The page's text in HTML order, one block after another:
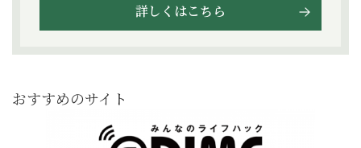
詳しくはこちら
おすすめのサイト